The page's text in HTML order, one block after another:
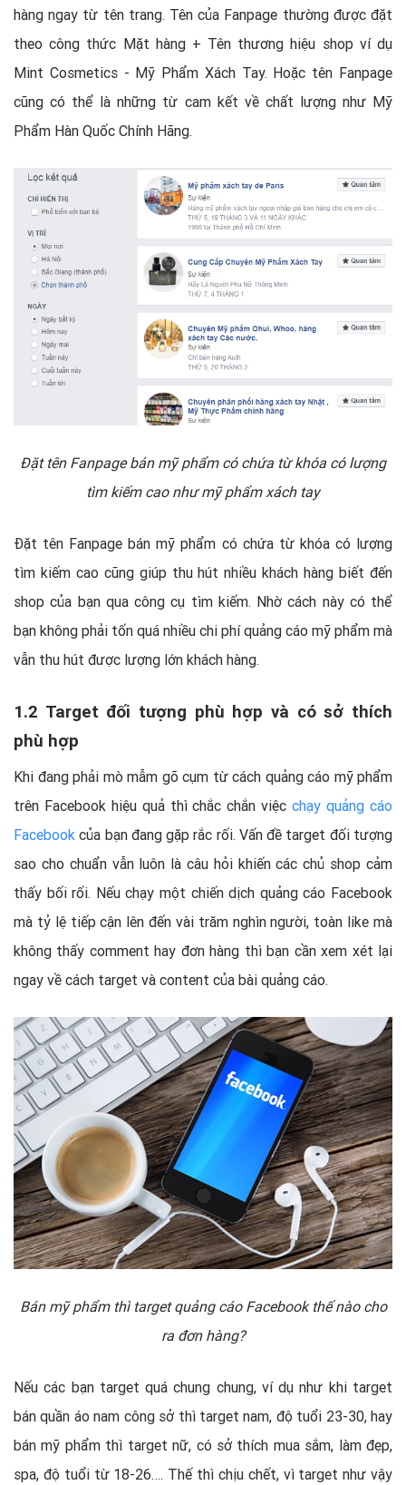
hàng ngay từ tên trang. Tên của Fanpage thường được đặt
theo công thức Mặt hàng + Tên thương hiệu shop ví dụ
Mint Cosmetics - Mỹ Phẩm Xách Tay. Hoặc tên Fanpage
cũng có thể là những từ cam kết về chất lượng như Mỹ
Phẩm Hàn Quốc Chính Hãng.
Đặt tên Fanpage bán mỹ phẩm có chứa từ khóa có lượng
tìm kiếm cao như mỹ phẩm xách tay
Đặt tên Fanpage bán mỹ phẩm có chứa từ khóa có lượng
tìm kiếm cao cũng giúp thu hút nhiều khách hàng biết đến
shop của bạn qua công cụ tìm kiếm. Nhờ cách này có thể
bạn không phải tốn quá nhiều chi phí quảng cáo mỹ phẩm mà
vẫn thu hút được lượng lớn khách hàng.
1.2 Target đối tượng phù hợp và có sở thích
phù hợp
Khi đang phải mò mẫm gõ cụm từ cách quảng cáo mỹ phẩm
trên Facebook hiệu quả thì chắc chắn việcchạy quảng cáo
Facebook của bạn đang gặp rắc rối. Vấn đề target đối tượng
sao cho chuẩn vẫn luôn là câu hỏi khiến các chủ shop cảm
thấy bối rối. Nếu chạy một chiến dịch quảng cáo Facebook
mà tỷ lệ tiếp cận lên đến vài trăm nghìn người, toàn like mà
không thấy comment hay đơn hàng thì bạn cần xem xét lại
ngay về cách target và content của bài quảng cáo.
Bán mỹ phẩm thì target quảng cáo Facebook thế nào cho
ra đơn hàng?
Nếu các bạn target quá chung chung, ví dụ như khi target
bán quần áo nam công sở thì target nam, độ tuổi 23-30, hay
bán mỹ phẩm thì target nữ, có sở thích mua sắm, làm đẹp,
spa, độ tuổi từ 18-26…. Thế thì chịu chết, vì target như vậy